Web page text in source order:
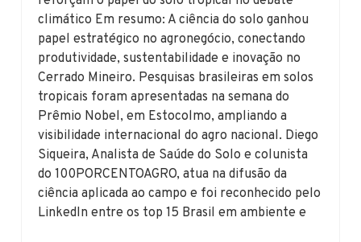
climático Em resumo: A ciência do solo ganhou
papel estratégico no agronegócio, conectando
produtividade, sustentabilidade e inovação no
Cerrado Mineiro. Pesquisas brasileiras em solos
tropicais foram apresentadas na semana do
Prêmio Nobel, em Estocolmo, ampliando a
visibilidade internacional do agro nacional. Diego
Siqueira, Analista de Saúde do Solo e colunista
do 100PORCENTOAGRO, atua na difusão da
ciência aplicada ao campo e foi reconhecido pelo
LinkedIn entre os top 15 Brasil em ambiente e